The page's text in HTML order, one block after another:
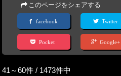
このページをシェアする
facebook Twitter
Pocket Google+
41～60件 / 1473件中